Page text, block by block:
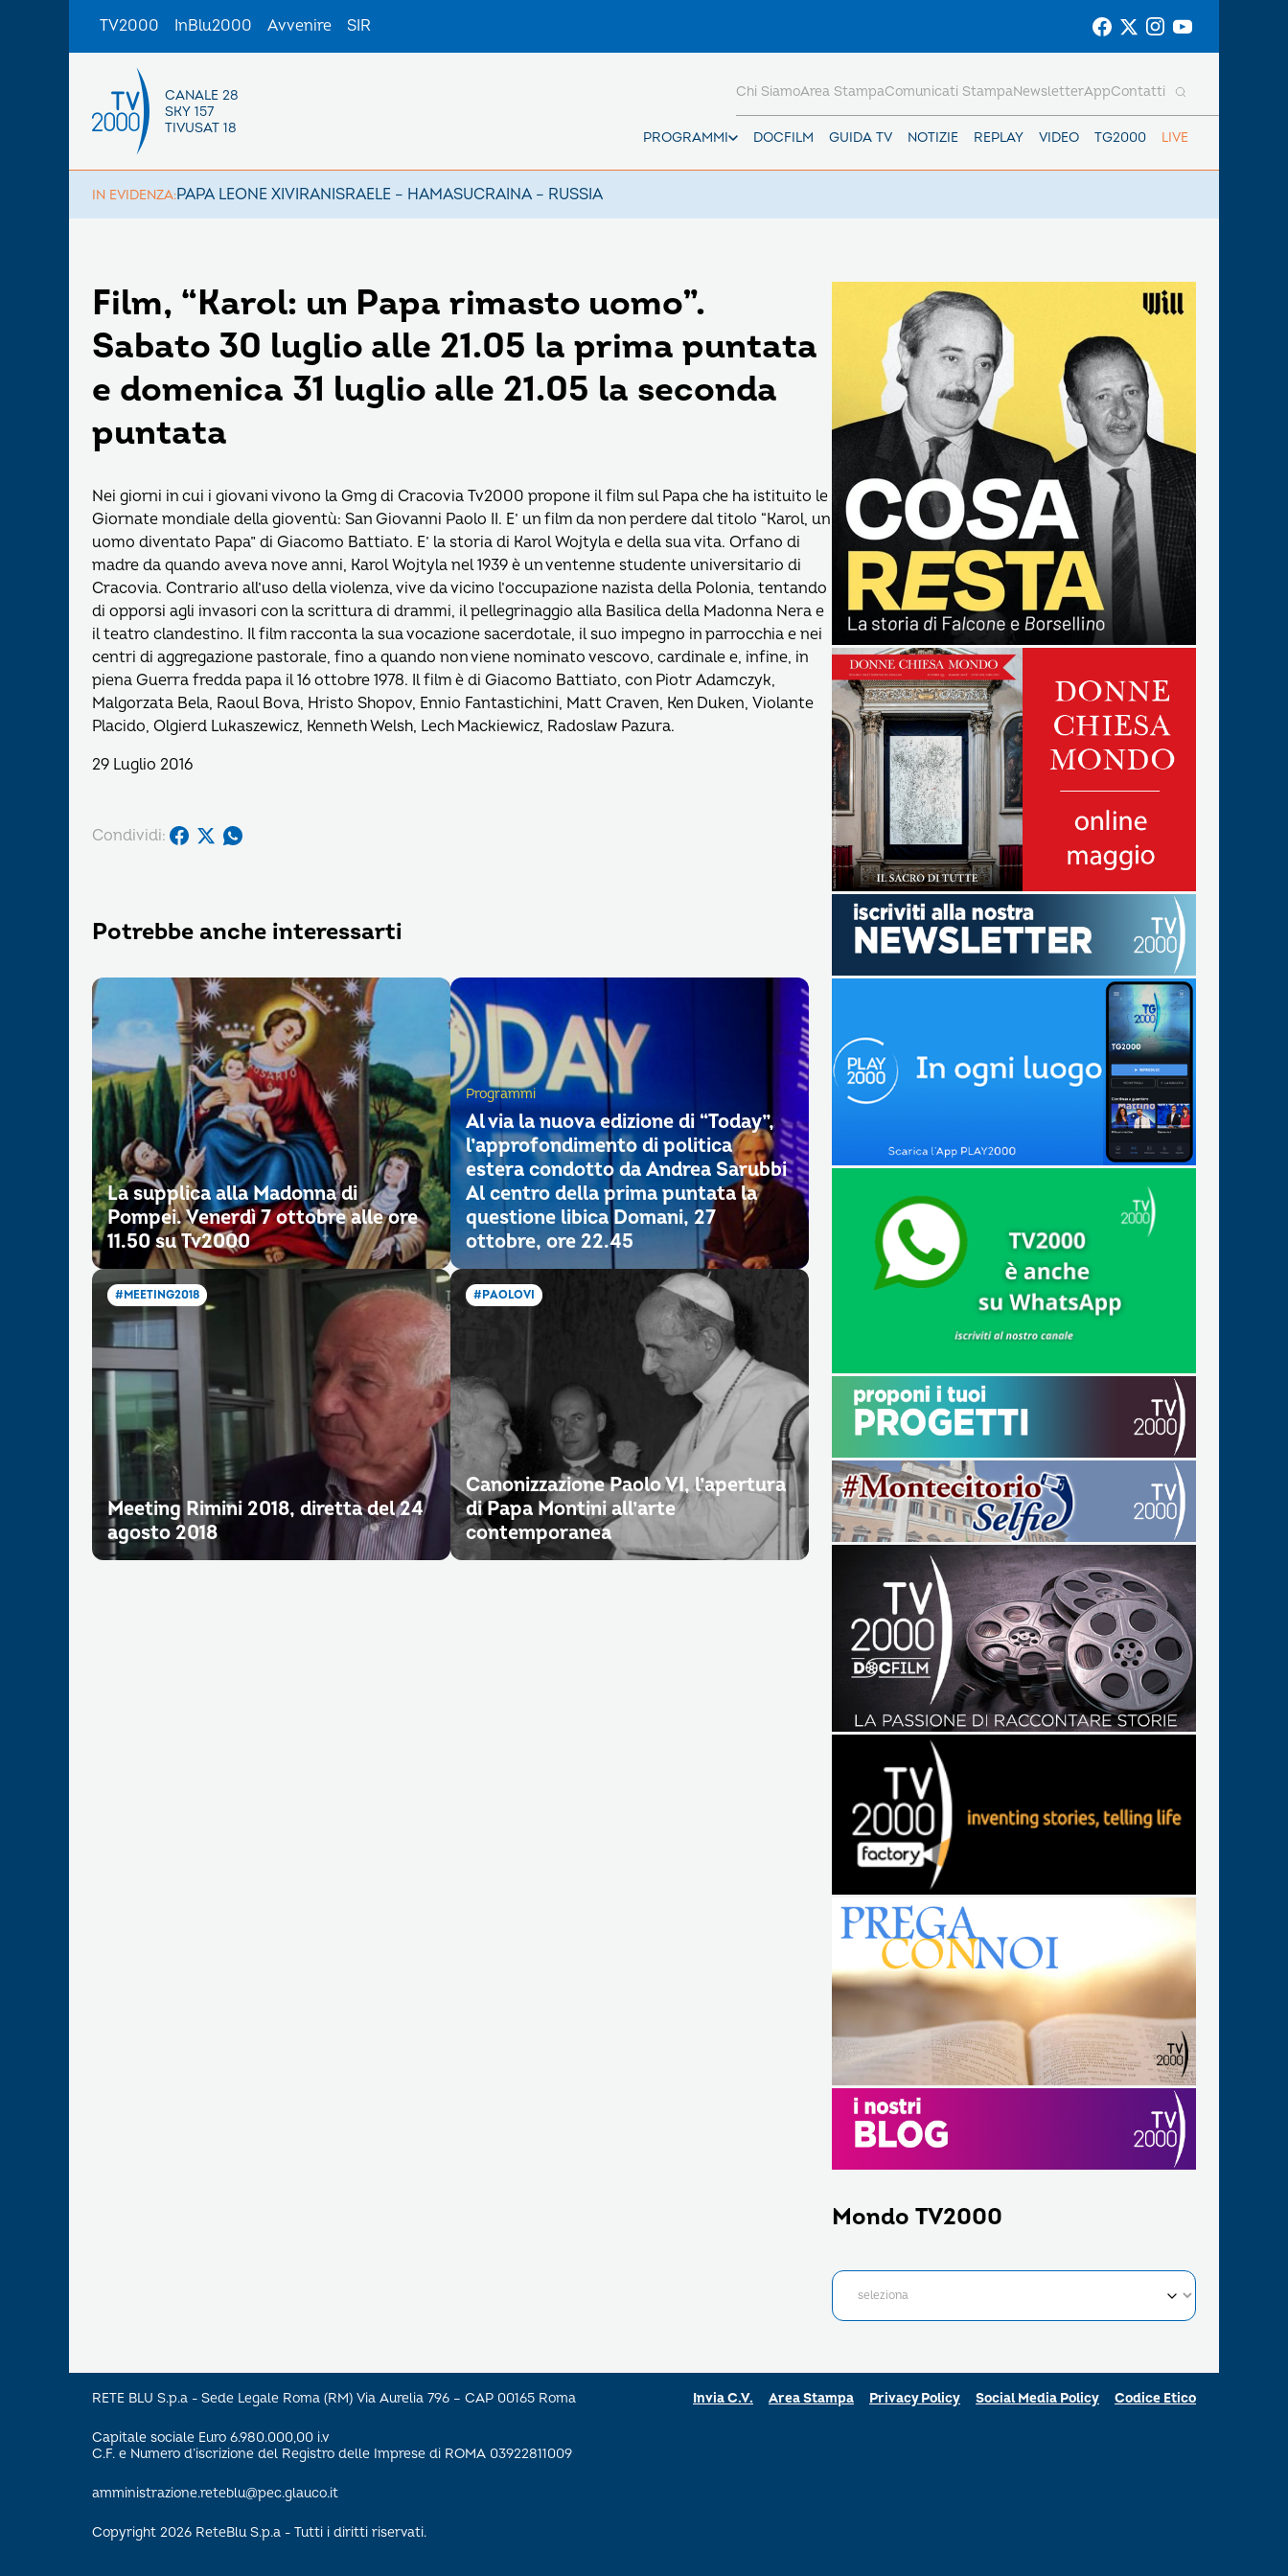
TV2000 InBlu2000 Avvenire SIR
CANALE 28
SKY 157
TIVUSAT 18
PROGRAMMI DOCFILM GUIDA TV NOTIZIE REPLAY VIDEO TG2000 LIVE
Chi SiamoArea StampaComunicati StampaNewsletterAppContatti
IN EVIDENZA:PAPA LEONE XIVIRANISRAELE – HAMASUCRAINA – RUSSIA
Film, “Karol: un Papa rimasto uomo”.
Sabato 30 luglio alle 21.05 la prima puntata
e domenica 31 luglio alle 21.05 la seconda
puntata
Nei giorni in cui i giovani vivono la Gmg di Cracovia Tv2000 propone il film sul Papa che ha istituito le
Giornate mondiale della gioventù: San Giovanni Paolo II. E’ un film da non perdere dal titolo “Karol, un
uomo diventato Papa” di Giacomo Battiato. E’ la storia di Karol Wojtyla e della sua vita. Orfano di
madre da quando aveva nove anni, Karol Wojtyla nel 1939 è un ventenne studente universitario di
Cracovia. Contrario all’uso della violenza, vive da vicino l’occupazione nazista della Polonia, tentando
di opporsi agli invasori con la scrittura di drammi, il pellegrinaggio alla Basilica della Madonna Nera e
il teatro clandestino. Il film racconta la sua vocazione sacerdotale, il suo impegno in parrocchia e nei
centri di aggregazione pastorale, fino a quando non viene nominato vescovo, cardinale e, infine, in
piena Guerra fredda papa il 16 ottobre 1978. Il film è di Giacomo Battiato, con Piotr Adamczyk,
Malgorzata Bela, Raoul Bova, Hristo Shopov, Ennio Fantastichini, Matt Craven, Ken Duken, Violante
Placido, Olgierd Lukaszewicz, Kenneth Welsh, Lech Mackiewicz, Radoslaw Pazura.
29 Luglio 2016
Condividi:
Potrebbe anche interessarti
La supplica alla Madonna di
Pompei. Venerdì 7 ottobre alle ore
11.50 su Tv2000
Programmi
Al via la nuova edizione di “Today”,
l’approfondimento di politica
estera condotto da Andrea Sarubbi
Al centro della prima puntata la
questione libica Domani, 27
ottobre, ore 22.45
#MEETING2018
Meeting Rimini 2018, diretta del 24
agosto 2018
#PAOLOVI
Canonizzazione Paolo VI, l’apertura
di Papa Montini all’arte
contemporanea
Mondo TV2000
RETE BLU S.p.a - Sede Legale Roma (RM) Via Aurelia 796 – CAP 00165 Roma
Capitale sociale Euro 6.980.000,00 i.v
C.F. e Numero d’iscrizione del Registro delle Imprese di ROMA 03922811009
amministrazione.reteblu@pec.glauco.it
Copyright 2026 ReteBlu S.p.a - Tutti i diritti riservati.
Invia C.V. Area Stampa Privacy Policy Social Media Policy Codice Etico